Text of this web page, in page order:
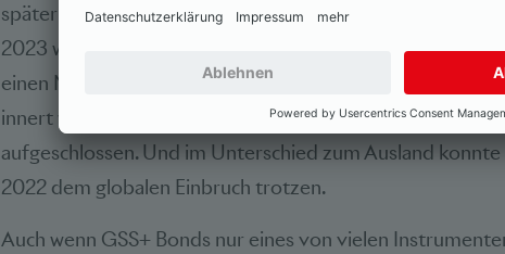
später als auf internationaler Ebene eingesetzt. Seither
2023 wurden rund CHF 8,5 Mrd. emittiert. Damit weisen
einen Marktanteil von etwa 10% aus. Diese Entwicklung
innert weniger Jahre weitgehend zu den führenden
aufgeschlossen. Und im Unterschied zum Ausland
2022 dem globalen Einbruch trotzen.
Auch wenn GSS+ Bonds nur eines von vielen